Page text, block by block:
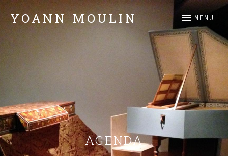
YOANN MOULIN MENU
AGENDA